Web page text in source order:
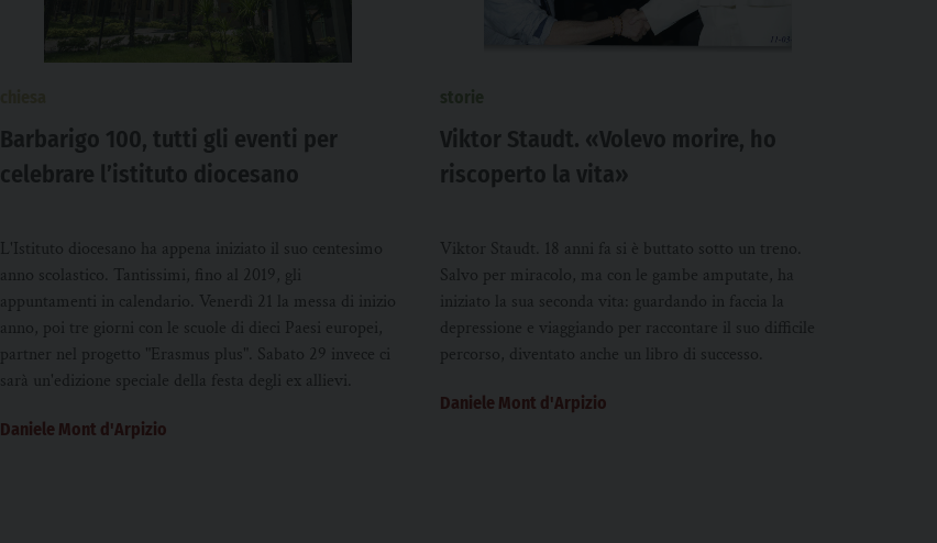
Barbarigo 100, tutti gli eventi per
celebrare l’istituto diocesano
L'Istituto diocesano ha appena iniziato il suo centesimo
anno scolastico. Tantissimi, fino al 2019, gli
appuntamenti in calendario. Venerdì 21 la messa di inizio
anno, poi tre giorni con le scuole di dieci Paesi europei,
partner nel progetto "Erasmus plus". Sabato 29 invece ci
sarà un'edizione speciale della festa degli ex allievi.
Daniele Mont d'Arpizio
Viktor Staudt. «Volevo morire, ho
riscoperto la vita»
Viktor Staudt. 18 anni fa si è buttato sotto un treno.
Salvo per miracolo, ma con le gambe amputate, ha
iniziato la sua seconda vita: guardando in faccia la
depressione e viaggiando per raccontare il suo difficile
percorso, diventato anche un libro di successo.
Daniele Mont d'Arpizio